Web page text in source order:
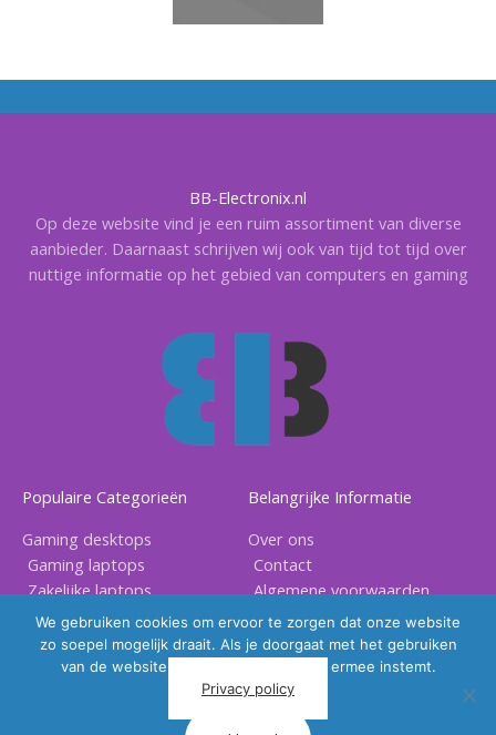
BB-Electronix.nl
Op deze website vind je een ruim assortiment van diverse
aanbieder. Daarnaast schrijven wij ook van tijd tot tijd over
nuttige informatie op het gebied van computers en gaming
Populaire Categorieën
Gaming desktops
Gaming laptops
Zakelijke laptops
Gaming accessoires
Belangrijke Informatie
Over ons
Contact
Algemene voorwaarden
Privacy voorwaarden
We gebruiken cookies om ervoor te zorgen dat onze website
zo soepel mogelijk draait. Als je doorgaat met het gebruiken
van de website, gaan we er vanuit dat ermee instemt.
Privacy policy